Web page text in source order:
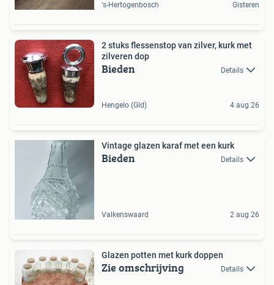
's-Hertogenbosch Gisteren
2 stuks flessenstop van zilver, kurk met
zilveren dop
Bieden Details
Hengelo (Gld) 4 aug 26
Vintage glazen karaf met een kurk
Bieden Details
Valkenswaard 2 aug 26
Glazen potten met kurk doppen
Zie omschrijving Details